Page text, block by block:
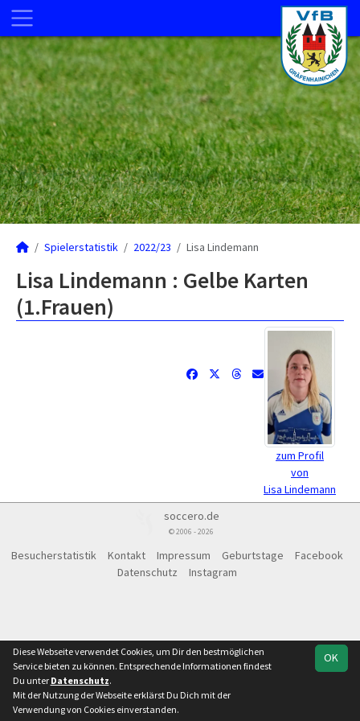
Spielerstatistik 2022/23 Lisa Lindemann
Lisa Lindemann : Gelbe Karten
(1.Frauen)
zum Profil
von
Lisa Lindemann
soccero.de
© 2006 - 2026
Besucherstatistik Kontakt Impressum Geburtstage
Facebook
Datenschutz
Instagram
OK
Diese Webseite verwendet Cookies, um Dir den bestmöglichen
Service bieten zu können. Entsprechende Informationen findest
Du unter Datenschutz.
Mit der Nutzung der Webseite erklärst Du Dich mit der
Verwendung von Cookies einverstanden.